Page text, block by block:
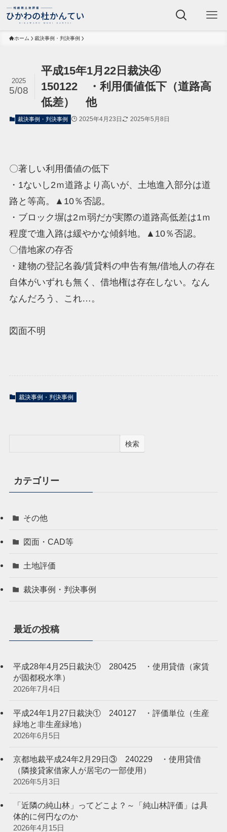
ホーム 裁決事例・判決事例
平成15年1月22日裁決④
150122 ・利用価値低下（道路高
低差） 他
2025
5/08
裁決事例・判決事例 2025年4月23日 2025年5月8日
〇著しい利用価値の低下
・1ないし2ｍ道路より高いが、土地進入部分は道
路と等高。▲10％否認。
・ブロック塀は2ｍ弱だが実際の道路高低差は1ｍ
程度で進入路は緩やかな傾斜地。▲10％否認。
〇借地家の存否
・建物の登記名義/賃貸料の申告有無/借地人の存在
自体がいずれも無く、借地権は存在しない。なん
なんだろう、これ…。
図面不明
裁決事例・判決事例
検索
カテゴリー
その他
図面・CAD等
土地評価
裁決事例・判決事例
最近の投稿
平成28年4月25日裁決① 280425 ・使用貸借（家賃
が固都税水準）
2026年7月4日
平成24年1月27日裁決① 240127 ・評価単位（生産
緑地と非生産緑地）
2026年6月5日
京都地裁平成24年2月29日③ 240229 ・使用貸借
（隣接貸家借家人が居宅の一部使用）
2026年5月3日
「近隣の純山林」ってどこよ？～「純山林評価」は具
体的に何円なのか
2026年4月15日